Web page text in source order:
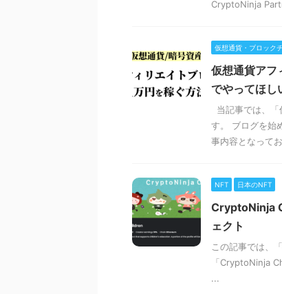
CryptoNinja
仮想通貨・ブロック
仮想通貨アフ
でやってほし
当記事では、「
す。 ブログを始
事内容となって
NFT 日本のNFT
CryptoNinja
ェクト
この記事では、
「CryptoNinja
...